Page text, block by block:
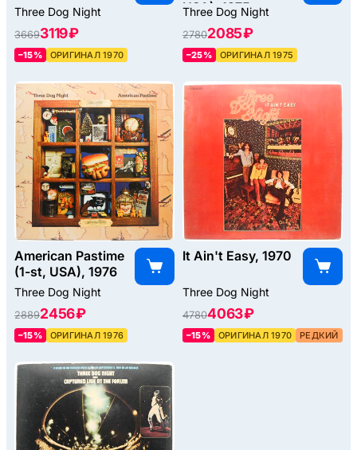
Three Dog Night
36693119 ₽
–15% ОРИГИНАЛ 1970
USA), 1975
Three Dog Night
27802085 ₽
–25% ОРИГИНАЛ 1975
American Pastime
(1-st, USA), 1976
Three Dog Night
28892456 ₽
–15% ОРИГИНАЛ 1976
It Ain't Easy, 1970
Three Dog Night
47804063 ₽
–15% ОРИГИНАЛ 1970 РЕДКИЙ